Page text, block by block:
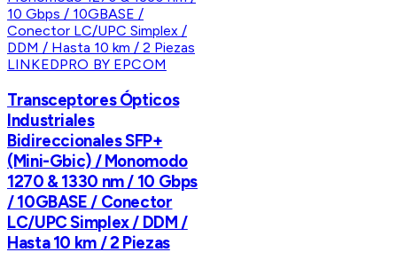
LINKEDPRO BY EPCOM
Transceptores Ópticos
Industriales
Bidireccionales SFP+
(Mini-Gbic) / Monomodo
1270 & 1330 nm / 10 Gbps
/ 10GBASE / Conector
LC/UPC Simplex / DDM /
Hasta 10 km / 2 Piezas